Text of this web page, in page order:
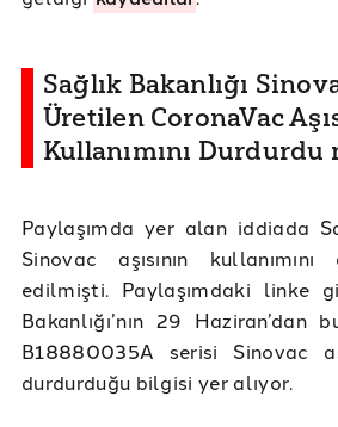
Sağlık Bakanlığı
Üretilen CoronaVac
Kullanımını Durdurdu
Paylaşımda yer alan iddiada
Sinovac aşısının
edilmişti. Paylaşımdaki linke
Bakanlığı’nın 29 Haziran’dan
B18880035A serisi Sinovac
durdurduğu bilgisi yer alıyor.